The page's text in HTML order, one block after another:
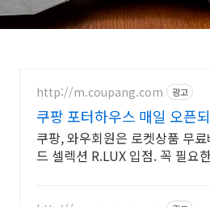
http://m.coupang.com 광고
쿠팡 포터하우스 매일 오픈
쿠팡, 와우회원은 로켓상품 무
드 셀렉션 R.LUX 입점. 꼭 필요